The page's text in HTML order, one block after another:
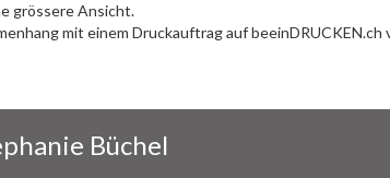
grössere Ansicht.
mit einem Druckauftrag auf
Büchel